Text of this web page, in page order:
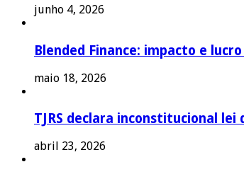
junho 4, 2026
Blended Finance: impacto e
maio 18, 2026
TJRS declara inconstitucional
abril 23, 2026